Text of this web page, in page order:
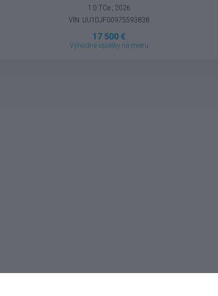
1.0 TCe , 2026
VIN: UU1DJF00975593838
17 500 €
Výhodné splátky na mieru